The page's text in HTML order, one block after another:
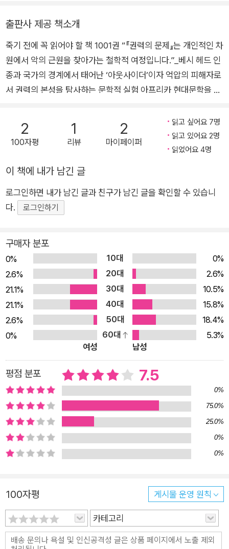
(1981), 『마법에 걸린 십자로』(1984) 등이 있다. 사진출처 : ⓒ Kar
ma Museum Editions
는 사회경제적·제도적인 차원을 넘어 인간 본성에 대해 질문하도록
만드는 면이 있다. 베시 헤드는 세번째 소설 『권력의 문제』에서 그 지
점에 도달한 것이다.
출판사 제공 책소개
죽기 전에 꼭 읽어야 할 책 1001권 “『권력의 문제』는 개인적인 차
원에서 악의 근원을 찾아가는 철학적 여정입니다.”_베시 헤드 인
종과 국가의 경계에서 태어난 ‘아웃사이더’이자 억압의 피해자로
서 권력의 본성을 탐사하는 문학적 실험 아프리카 현대문학을 대
창비세계문학 65번으로 발간되었다. 백인과 흑인 사이의 성행위
나 결혼을 금지하는 ‘부도덕법’(Immorality Act)이 시행되고 있
던 남아프리카공화국에서 1937년 백인과 흑인의 혼혈로 태어나
존재 자체를 부정당하며 성장한 그의 자전적 이야기를 담은 장편
소설이다. 베시 헤드가 일종차별로 인해 겪은 신경증을 토대로 주
인공 엘리자베스의 환상 속 인물 쎌로와 댄이 각각 제1부와 제2
부의 흐름을 이끌며 결말을 향해 밀고 나가는 형식을 지닌다. 인
곡 속에 섬세하게 감지해낸 권력의 문제를 문학적으로 꽃피운 베
시 헤드의 대표작이다. ‘아웃사이더’로서의 베시 헤드의 삶 『권력
의 문제』는 자전적 성격이 강하기 때문에 우선 베시 헤드의 일생
을 간단히 살펴보는 게 좋을 듯하다. 베시 헤드는 1937년 남아프
리카공화국에서 백인 어머니와 흑인 아버지 사이에서 태어났다.
남아프리카공화국은 1909년 영국에서 독립하지만 베시 헤드가
태어났을 때에도 극심한 인종차별은 여전했다. 그곳엔 흑인과 백
인만이 아니라, 네덜란드계인 아프리카너(Afrikaner)와 영국계
과 갈등이 존재했다. 게다가 1948년 아프리카너가 주도하는 국
민당(National Party)이 정권을 잡아 인종격리정책인 아파르트
헤이트를 공식 정책으로 삼은 뒤 여러 차원에서 차별과 억압이 심
화된다. 베시 헤드는 주인공 엘리자베스와 마찬가지로 위탁가정
에서 자랐는데, 혼혈이라는 이유로 백인과 흑인 위탁가정 양쪽에
서 쫓겨났을 때부터 어디에도 속할 수 없는 아웃사이더의 인생이
시작되었다고도 하겠다. 교사 자격증을 받고 잠깐 교사생활을 한
운동에 연루되었다는 이유로 다시 돌아오지 않는다는 조건하에
남아공을 떠나 보츠와나에 정치적 망명을 요청한다. 보츠와나에
서 시민권을 받지 못한 채 망명생활을 하면서 여러 나라에 망명을
요청하지만 실패하고, 결국 보츠와나에 산 지 15년 만에 시민권
2
100자평
1
리뷰
2
마이페이퍼
읽고 싶어요 7명
읽고 있어요 2명
읽었어요 4명
이 책에 내가 남긴 글
로그인하면 내가 남긴 글과 친구가 남긴 글을 확인할 수 있습니
다.
로그인하기
구매자 분포
0% 10대
0%
2.6%
20대
2.6%
21.1%
30대
10.5%
21.1%
40대
15.8%
2.6%
50대
18.4%
0%
60대
5.3%
여성
남성
평점 분포 7.5
0%
75.0%
25.0%
0%
0%
100자평 게시물 운영 원칙
카테고리